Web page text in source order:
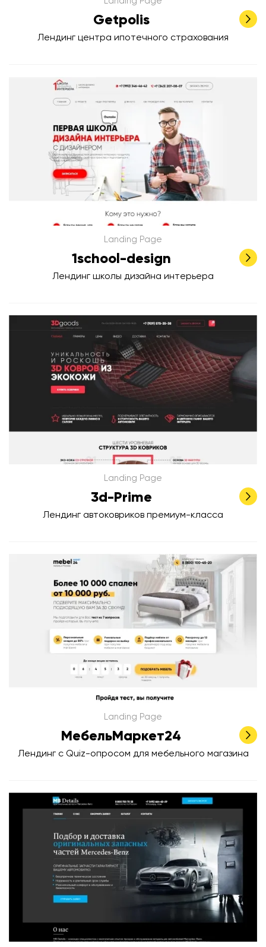
Getpolis
Лендинг центра ипотечного страхования
Landing Page
1school-design
Лендинг школы дизайна интерьера
Landing Page
3d-Prime
Лендинг автоковриков премиум-класса
Landing Page
МебельМаркет24
Лендинг с Quiz-опросом для мебельного магазина